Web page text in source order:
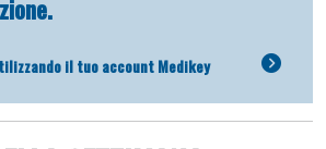
il tuo account Medikey